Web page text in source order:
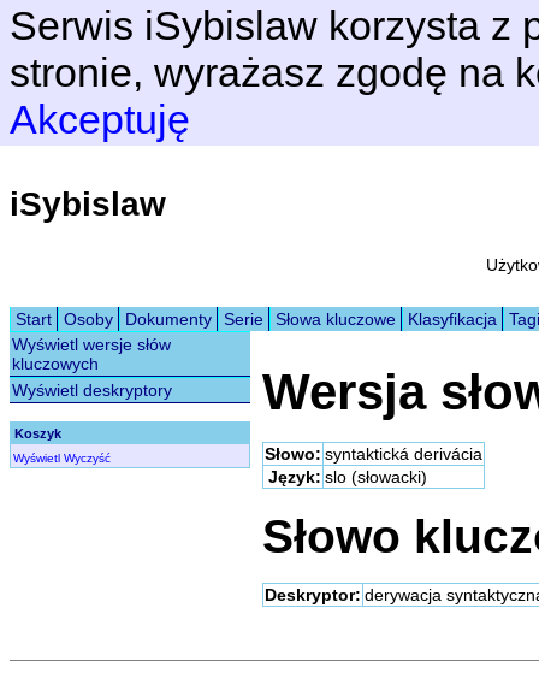
Serwis iSybislaw korzysta z
stronie, wyrażasz zgodę na
Akceptuję
iSybislaw
Start Osoby Dokumenty Serie Słowa kluczowe Klasyfikacja
Tagi
Wyświetl wersje słów
kluczowych
Wyświetl deskryptory
Koszyk
Wyświetl Wyczyść
Wersja
Słowo: syntaktická derivácia
Język: slo (słowacki)
Słowo
Deskryptor: derywacja